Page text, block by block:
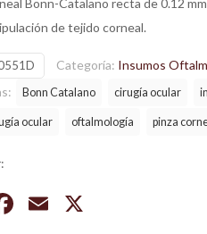
Bonn-Catalano recta de 0.12
de tejido corneal.
Categoría: Insumos
Bonn Catalano cirugía ocular
ocular oftalmología pinza
Facebook
Email